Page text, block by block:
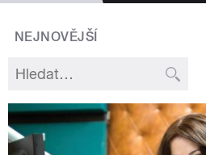
NEJNOVĚJŠÍ